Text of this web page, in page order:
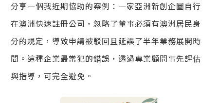
分享一個我近期協助的案例：一家亞洲新創企圖自行
在澳洲快速註冊公司，忽略了董事必須有澳洲居民身
分的規定，導致申請被駁回且延誤了半年業務展開時
間。這種企業最常犯的錯誤，透過專業顧問事先評估
與指導，可完全避免。